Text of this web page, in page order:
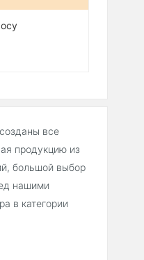
все
продукцию из
большой выбор
нашими
в категории